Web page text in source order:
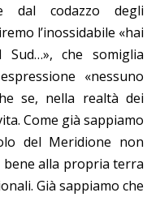
dal codazzo degli
l’inossidabile «hai
che somiglia
«nessuno
se, nella realtà dei
Come già sappiamo
del Meridione non
alla propria terra
Già sappiamo che